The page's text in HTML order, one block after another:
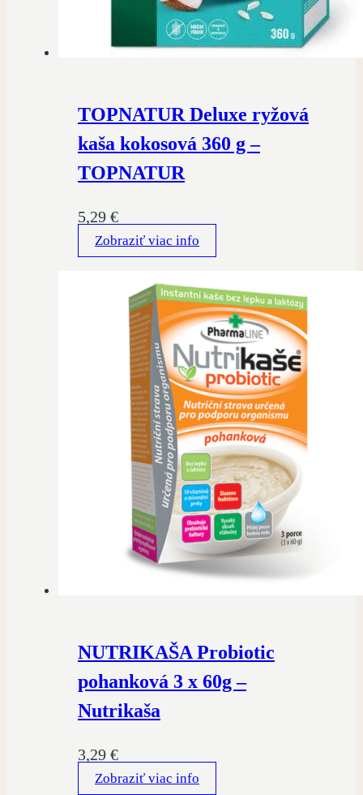
TOPNATUR Deluxe ryžová
kaša kokosová 360 g –
TOPNATUR
5,29 €
Zobraziť viac info
NUTRIKAŠA Probiotic
pohanková 3 x 60g –
Nutrikaša
3,29 €
Zobraziť viac info